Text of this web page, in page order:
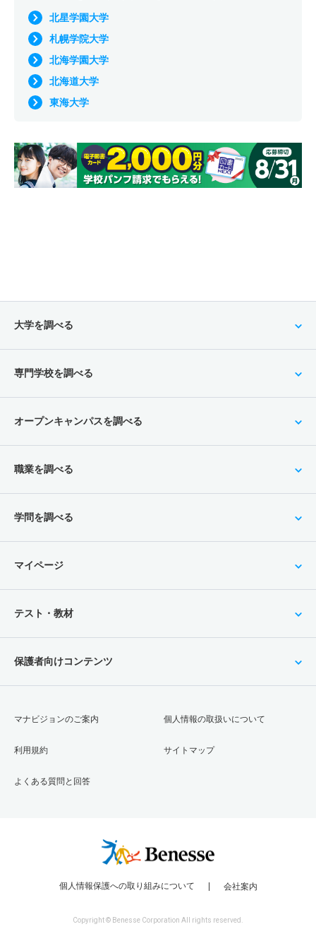
北星学園大学
札幌学院大学
北海学園大学
北海道大学
東海大学
大学を調べる
専門学校を調べる
オープンキャンパスを調べる
職業を調べる
学問を調べる
マイページ
テスト・教材
保護者向けコンテンツ
マナビジョンのご案内
利用規約
よくある質問と回答
個人情報の取扱いについて
サイトマップ
個人情報保護への取り組みについて 会社案内
Copyright © Benesse Corporation All rights reserved.